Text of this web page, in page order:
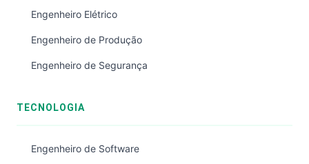
Engenheiro Elétrico
Engenheiro de Produção
Engenheiro de Segurança
TECNOLOGIA
Engenheiro de Software